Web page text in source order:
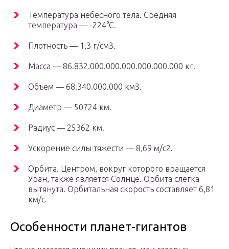
Температура небесного тела. Средняя
температура — -224°С.
Плотность — 1,3 г/см3.
Масса — 86.832.000.000.000.000.000.000 кг.
Объем — 68.340.000.000 км3.
Диаметр — 50724 км.
Радиус — 25362 км.
Ускорение силы тяжести — 8,69 м/с2.
Орбита. Центром, вокруг которого вращается
Уран, также является Солнце. Орбита слегка
вытянута. Орбитальная скорость составляет 6,81
км/с.
Особенности планет-гигантов